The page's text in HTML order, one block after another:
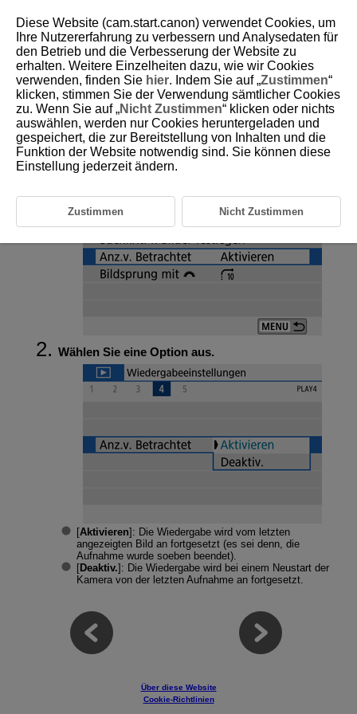
D101-137
Fortsetzen der vorherigen
Wiedergabe
Wählen Sie [ :Anz.v. Betrachtet
Wählen Sie eine Option aus.
[Aktivieren]: Die Wiedergabe wird vom letzten
angezeigten Bild an fortgesetzt (es sei denn, die
Aufnahme wurde soeben beendet).
[Deaktiv.]: Die Wiedergabe wird bei einem Neustart der
Kamera von der letzten Aufnahme an fortgesetzt.
Über diese Website
Cookie-Richtlinien
Diese Website (cam.start.canon) verwendet Cookies, um
Ihre Nutzererfahrung zu verbessern und Analysedaten für
den Betrieb und die Verbesserung der Website zu
erhalten. Weitere Einzelheiten dazu, wie wir Cookies
verwenden, finden Sie hier. Indem Sie auf „Zustimmen“
klicken, stimmen Sie der Verwendung sämtlicher Cookies
zu. Wenn Sie auf „Nicht Zustimmen“ klicken oder nichts
auswählen, werden nur Cookies heruntergeladen und
gespeichert, die zur Bereitstellung von Inhalten und die
Funktion der Website notwendig sind. Sie können diese
Einstellung jederzeit ändern.
Zustimmen Nicht Zustimmen